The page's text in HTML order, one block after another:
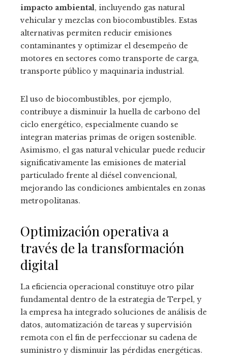
impacto ambiental, incluyendo gas natural
vehicular y mezclas con biocombustibles. Estas
alternativas permiten reducir emisiones
contaminantes y optimizar el desempeño de
motores en sectores como transporte de carga,
transporte público y maquinaria industrial.
El uso de biocombustibles, por ejemplo,
contribuye a disminuir la huella de carbono del
ciclo energético, especialmente cuando se
integran materias primas de origen sostenible.
Asimismo, el gas natural vehicular puede reducir
significativamente las emisiones de material
particulado frente al diésel convencional,
mejorando las condiciones ambientales en zonas
metropolitanas.
Optimización operativa a
través de la transformación
digital
La eficiencia operacional constituye otro pilar
fundamental dentro de la estrategia de Terpel, y
la empresa ha integrado soluciones de análisis de
datos, automatización de tareas y supervisión
remota con el fin de perfeccionar su cadena de
suministro y disminuir las pérdidas energéticas.